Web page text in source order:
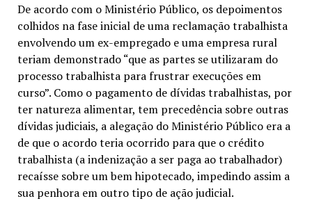
De acordo com o Ministério Público, os depoimentos
colhidos na fase inicial de uma reclamação trabalhista
envolvendo um ex-empregado e uma empresa rural
teriam demonstrado “que as partes se utilizaram do
processo trabalhista para frustrar execuções em
curso”. Como o pagamento de dívidas trabalhistas, por
ter natureza alimentar, tem precedência sobre outras
dívidas judiciais, a alegação do Ministério Público era a
de que o acordo teria ocorrido para que o crédito
trabalhista (a indenização a ser paga ao trabalhador)
recaísse sobre um bem hipotecado, impedindo assim a
sua penhora em outro tipo de ação judicial.